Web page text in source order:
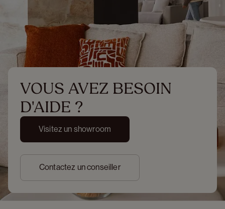
VOUS AVEZ BESOIN
D'AIDE ?
Visitez un showroom
Contactez un conseiller